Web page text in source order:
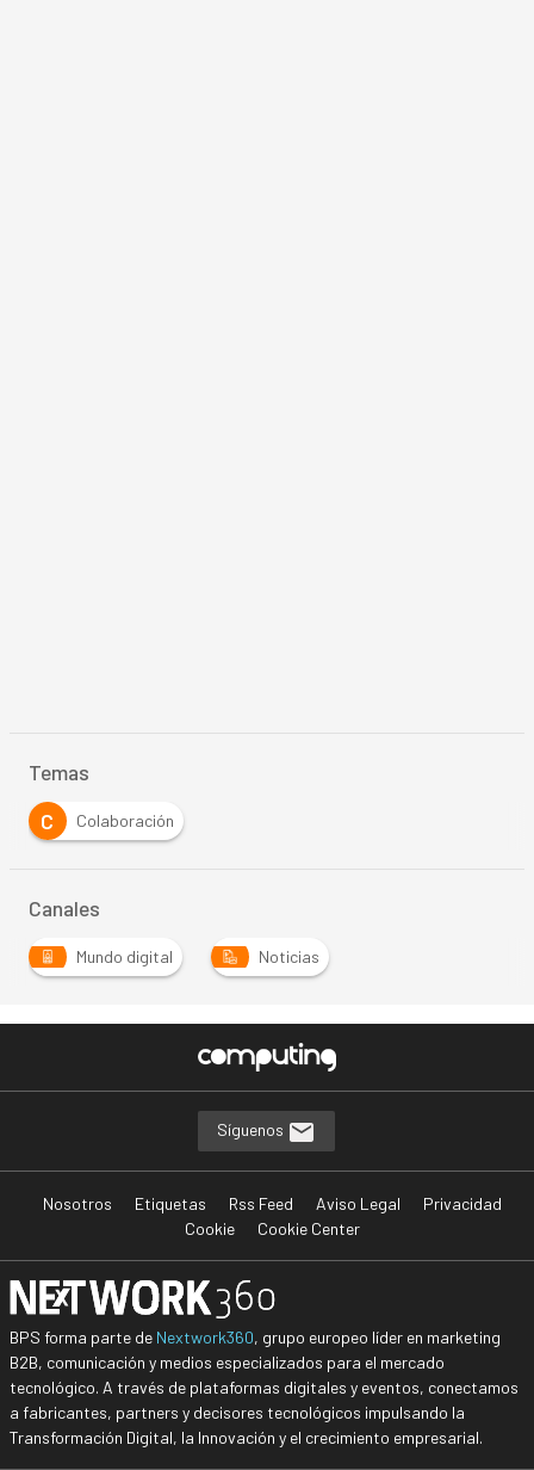
Temas
C
Colaboración
Canales
Mundo digital Noticias
Síguenos
Nosotros Etiquetas Rss Feed Aviso Legal
Privacidad
Cookie
Cookie Center
BPS forma parte de Nextwork360, grupo europeo líder en marketing
B2B, comunicación y medios especializados para el mercado
tecnológico. A través de plataformas digitales y eventos, conectamos
a fabricantes, partners y decisores tecnológicos impulsando la
Transformación Digital, la Innovación y el crecimiento empresarial.